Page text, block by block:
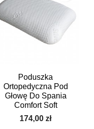
Poduszka
Ortopedyczna Pod
Głowę Do Spania
Comfort Soft
174,00 zł